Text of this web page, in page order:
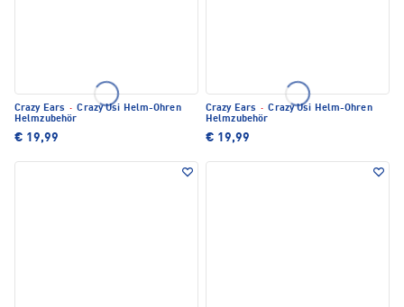
Crazy Ears · Crazy Usi Helm-Ohren
Helmzubehör
€ 19,99
Crazy Ears · Crazy Usi Helm-Ohren
Helmzubehör
€ 19,99